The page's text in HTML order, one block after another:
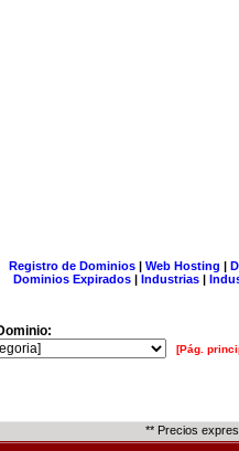
Registro de Dominios| Web Hosting |
Dominios Expirados | Industrias |
[Pág.
** Precios